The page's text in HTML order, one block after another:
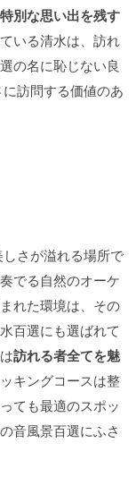
別な思い出を残す
いる清水は、訪れ
の名に恥じない良
訪問する価値のあ
さが溢れる場所で
でる自然のオーケ
れた環境は、その
百選にも選ばれて
訪れる者全てを魅
キングコースは整
ても最適のスポッ
音風景百選にふさ